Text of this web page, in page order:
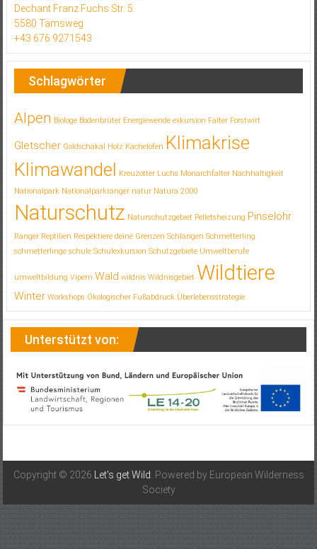
Dechant Franz Fuchs Str. 5
5580 Tamsweg
+43 676 9271543
Schlagwörter
Alpen Biologe Bodenbrüter Energiewende exkursion Falter Forstwirt
Gletscher Goldschakal Holz Kachelofen Klimakrise
Klimawandel Kreuzotter Luchs Monarchfalter Nachhaltigkeit
Nationalpark Nationalparkranger natur Natura 2000
Naturschutz Naturschutzgebiet Pelletsheizung Pinselohr
Ranger Reptilien Respektiere deine Grenzen Schlangen Schmetterling
schmetterlinge schule Schulexkursion Schutzgebiete Umweltberufe
umweltbildung Vipern Wald wildnis Wildnisgebiet Wildtiere
Winter Workshops Ökologischer Fußabdruck Überlebensstrategie
Unterstützt von:
Copyright © 2026 Let's get Wild. Powered by European Wilderness
Society